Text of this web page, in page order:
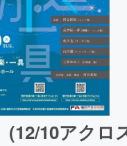
10アクロ